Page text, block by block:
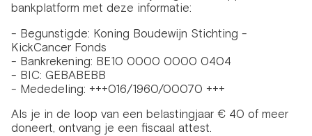
bankplatform met deze informatie:
- Begunstigde: Koning Boudewijn Stichting -
KickCancer Fonds
- Bankrekening: BE10 0000 0000 0404
- BIC: GEBABEBB
- Mededeling: +++016/1960/00070 +++
Als je in de loop van een belastingjaar € 40 of meer
doneert, ontvang je een fiscaal attest.